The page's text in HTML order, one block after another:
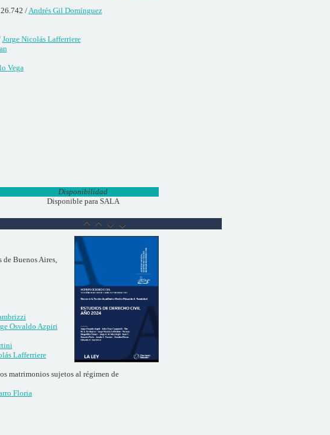
/Andrés Gil Domínguez
Jorge Nicolás Lafferriere
Vega
Disponibilidad
Disponible para SALA
Buenos Aires,
Osvaldo Azpiri
Lafferriere
matrimonios sujetos al régimen de
Floria